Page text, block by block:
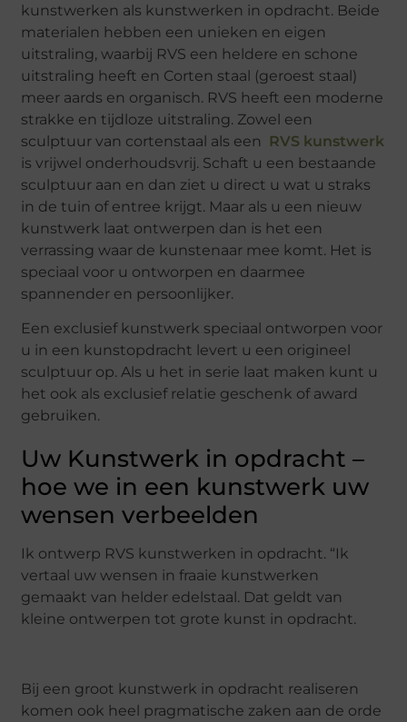
kunstwerken als kunstwerken in opdracht. Beide
materialen hebben een unieken en eigen
uitstraling, waarbij RVS een heldere en schone
uitstraling heeft en Corten staal (geroest staal)
meer aards en organisch. RVS heeft een moderne
strakke en tijdloze uitstraling. Zowel een
sculptuur van cortenstaal als een RVS kunstwerk
is vrijwel onderhoudsvrij. Schaft u een bestaande
sculptuur aan en dan ziet u direct u wat u straks
in de tuin of entree krijgt. Maar als u een nieuw
kunstwerk laat ontwerpen dan is het een
verrassing waar de kunstenaar mee komt. Het is
speciaal voor u ontworpen en daarmee
spannender en persoonlijker.
Een exclusief kunstwerk speciaal ontworpen voor
u in een kunstopdracht levert u een origineel
sculptuur op. Als u het in serie laat maken kunt u
het ook als exclusief relatie geschenk of award
gebruiken.
Uw Kunstwerk in opdracht –
hoe we in een kunstwerk uw
wensen verbeelden
Ik ontwerp RVS kunstwerken in opdracht. “Ik
vertaal uw wensen in fraaie kunstwerken
gemaakt van helder edelstaal. Dat geldt van
kleine ontwerpen tot grote kunst in opdracht.
Bij een groot kunstwerk in opdracht realiseren
komen ook heel pragmatische zaken aan de orde